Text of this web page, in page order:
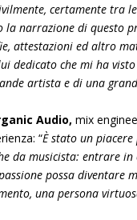
certamente tra
la narrazione di questo
attestazioni ed altro
dedicato che mi ha
artista e di una
Audio, mix
“È stato un
da musicista: entrare
possa diventare
una persona